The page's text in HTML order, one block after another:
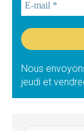
Nous
jeudi et